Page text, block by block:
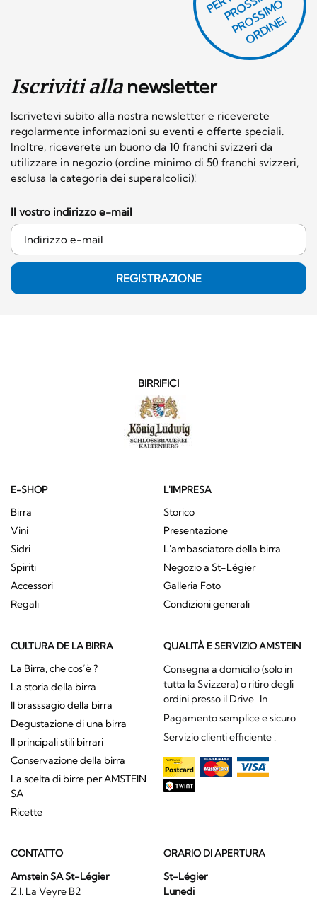
Iscriviti allanewsletter
Iscrivetevi subito alla nostra newsletter e riceverete
regolarmente informazioni su eventi e offerte speciali.
Inoltre, riceverete un buono da 10 franchi svizzeri da
utilizzare in negozio (ordine minimo di 50 franchi svizzeri,
esclusa la categoria dei superalcolici)!
E
S
O
O
E!
Il vostro indirizzo e-mail
REGISTRAZIONE
BIRRIFICI
E-SHOP
Birra
Vini
Sidri
Spiriti
Accessori
Regali
L'IMPRESA
Storico
Presentazione
L'ambasciatore della birra
Negozio a St-Légier
Galleria Foto
Condizioni generali
CULTURA DE LA BIRRA
La Birra, che cos’è ?
La storia della birra
Il brasssagio della birra
Degustazione di una birra
Il principali stili birrari
Conservazione della birra
La scelta di birre per AMSTEIN
SA
Ricette
QUALITÀ E SERVIZIO AMSTEIN
Consegna a domicilio (solo in
tutta la Svizzera) o ritiro degli
ordini presso il Drive-In
Pagamento semplice e sicuro
Servizio clienti efficiente !
CONTATTO
Amstein SA St-Légier
Z.I. La Veyre B2
ORARIO DI APERTURA
St-Légier
Lunedi